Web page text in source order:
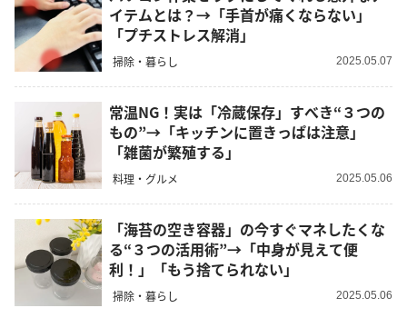
イテムとは？→「手首が痛くならない」
「プチストレス解消」
掃除・暮らし 2025.05.07
常温NG！実は「冷蔵保存」すべき“３つの
もの”→「キッチンに置きっぱは注意」
「雑菌が繁殖する」
料理・グルメ 2025.05.06
「海苔の空き容器」の今すぐマネしたくな
る“３つの活用術”→「中身が見えて便
利！」「もう捨てられない」
掃除・暮らし 2025.05.06